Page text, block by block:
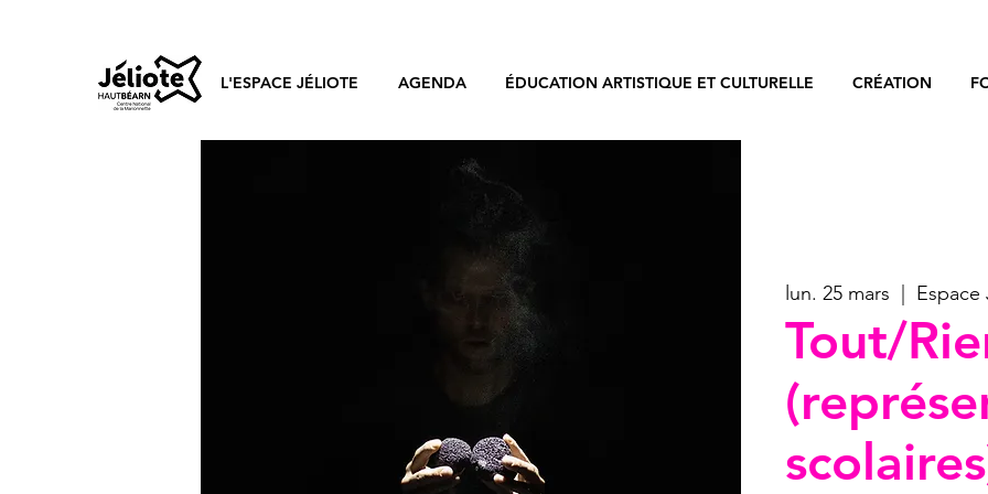
L'ESPACE JÉLIOTE AGENDA ÉDUCATION ARTISTIQUE ET CULTURELLE CRÉATION
lun. 25 mars Espace
Tout/